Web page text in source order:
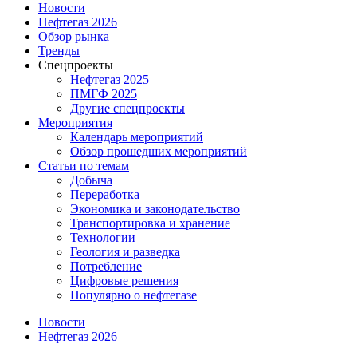
Новости
Нефтегаз 2026
Обзор рынка
Тренды
Спецпроекты
Нефтегаз 2025
ПМГФ 2025
Другие спецпроекты
Мероприятия
Календарь мероприятий
Обзор прошедших мероприятий
Статьи по темам
Добыча
Переработка
Экономика и законодательство
Транспортировка и хранение
Технологии
Геология и разведка
Потребление
Цифровые решения
Популярно о нефтегазе
Новости
Нефтегаз 2026